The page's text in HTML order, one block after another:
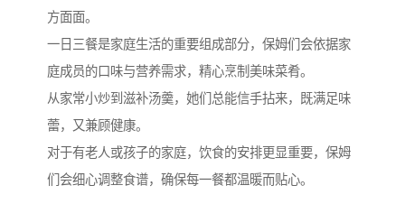
方面面。
一日三餐是家庭生活的重要组成部分，保姆们会依据家
庭成员的口味与营养需求，精心烹制美味菜肴。
从家常小炒到滋补汤羹，她们总能信手拈来，既满足味
蕾，又兼顾健康。
对于有老人或孩子的家庭，饮食的安排更显重要，保姆
们会细心调整食谱，确保每一餐都温暖而贴心。